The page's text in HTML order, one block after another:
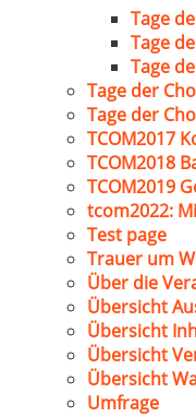
Tage
Tage
Tage
Tage der
Tage der
TCOM2017
TCOM2018
TCOM2019
tcom2022:
Test page
Trauer um
Über die
Übersicht
Übersicht
Übersicht
Übersicht
Umfrage